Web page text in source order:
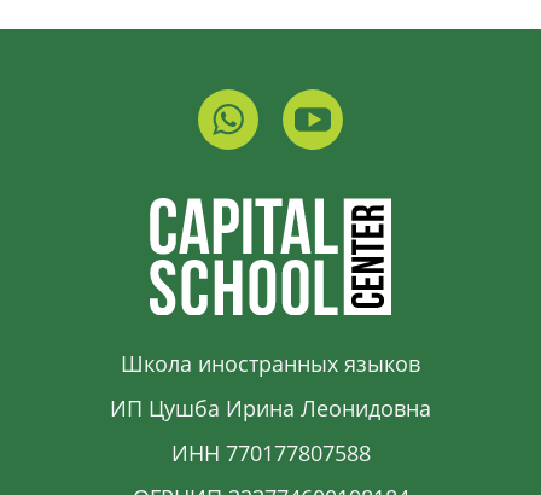
Школа иностранных языков
ИП Цушба Ирина Леонидовна
ИНН 770177807588